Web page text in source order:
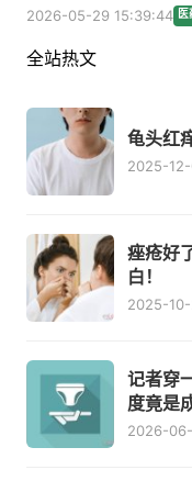
2026-05-29 15:39:44 医
全站热文
龟头红
2025-12-
痤疮好
白！
2025-10-
记者穿
度竟是
2026-